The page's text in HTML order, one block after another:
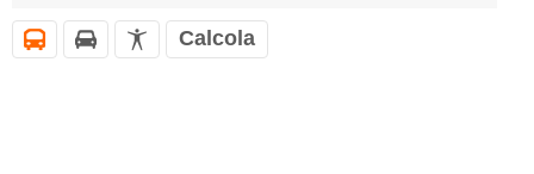
i h l Calcola